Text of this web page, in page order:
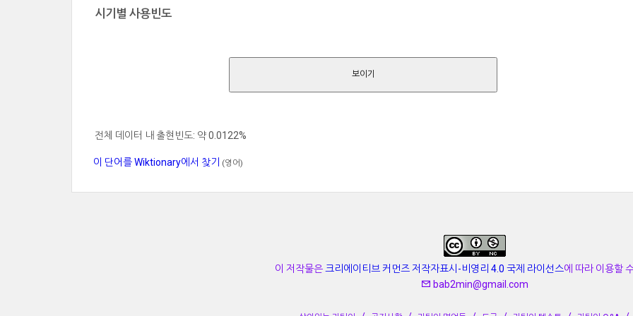
시기별 사용빈도
보이기
전체 데이터 내 출현빈도: 약 0.0122%
이 단어를 Wiktionary에서 찾기 (영어)
이 저작물은크리에이티브 커먼즈 저작자표시-비영리 4.0 국제 라이선스에 따라 이용할
bab2min@gmail.com